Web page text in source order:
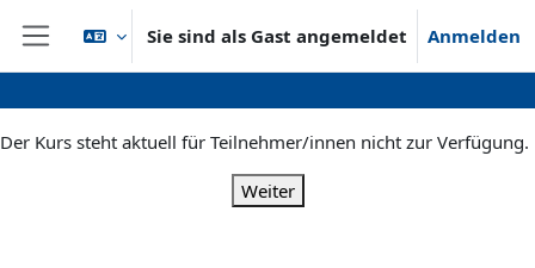
Zum Hauptinhalt
Website-Übersicht
Sie sind als Gast angemeldet Anmelden
Der Kurs steht aktuell für Teilnehmer/innen nicht zur Verfügung.
Weiter